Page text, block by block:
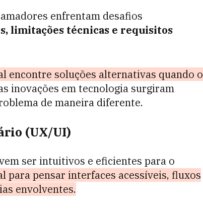
enfrentam desafios
limitações técnicas e requisitos
encontre soluções alternativas quando o
inovações em tecnologia surgiram
de maneira diferente.
(UX/UI)
ser intuitivos e eficientes para o
para pensar interfaces acessíveis, fluxos
envolventes.